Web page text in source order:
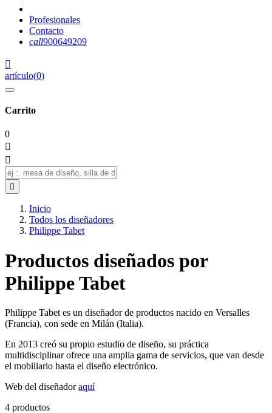
Profesionales
Contacto
call900649209

artículo(0)
Carrito
0



Inicio
Todos los diseñadores
Philippe Tabet
Productos diseñados por
Philippe Tabet
Philippe Tabet es un diseñador de productos nacido en Versalles
(Francia), con sede en Milán (Italia).
En 2013 creó su propio estudio de diseño, su práctica
multidisciplinar ofrece una amplia gama de servicios, que van desde
el mobiliario hasta el diseño electrónico.
Web del diseñadoraquí
4 productos